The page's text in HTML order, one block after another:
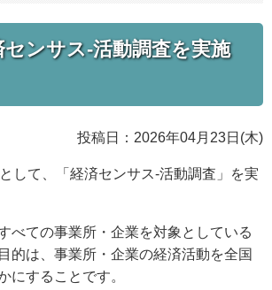
センサス-活動調査を実施
投稿日：2026年04月23日(木)
して、「経済センサス-活動調査」を実
べての事業所・企業を対象としている
的は、事業所・企業の経済活動を全国
にすることです。